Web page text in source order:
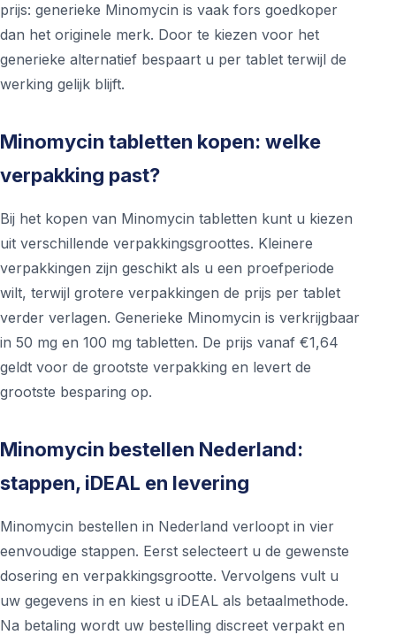
prijs: generieke Minomycin is vaak fors goedkoper
dan het originele merk. Door te kiezen voor het
generieke alternatief bespaart u per tablet terwijl de
werking gelijk blijft.
Minomycin tabletten kopen: welke
verpakking past?
Bij het kopen van Minomycin tabletten kunt u kiezen
uit verschillende verpakkingsgroottes. Kleinere
verpakkingen zijn geschikt als u een proefperiode
wilt, terwijl grotere verpakkingen de prijs per tablet
verder verlagen. Generieke Minomycin is verkrijgbaar
in 50 mg en 100 mg tabletten. De prijs vanaf €1,64
geldt voor de grootste verpakking en levert de
grootste besparing op.
Minomycin bestellen Nederland:
stappen, iDEAL en levering
Minomycin bestellen in Nederland verloopt in vier
eenvoudige stappen. Eerst selecteert u de gewenste
dosering en verpakkingsgrootte. Vervolgens vult u
uw gegevens in en kiest u iDEAL als betaalmethode.
Na betaling wordt uw bestelling discreet verpakt en